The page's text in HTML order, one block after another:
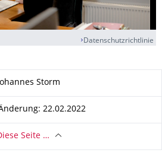
Datenschutzrichtlinie
Johannes Storm
22.02.2022
Seite …